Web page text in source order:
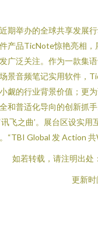
期举办的全球共享发展
产品TicNote惊艳亮相，
广泛关注。作为一款集
景音频笔记实用软件，
觑的行业背景价值；更
和普适化导向的创新抓
讯飞之曲’。展台区设实
“TBI Global 发 Action
如若转载，请注明出
更新